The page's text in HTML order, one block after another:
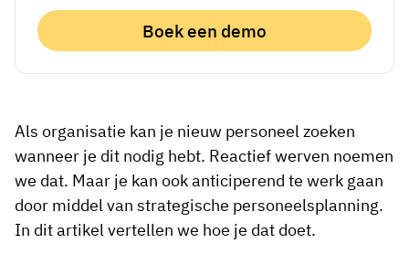
Boek een demo
Als organisatie kan je nieuw personeel zoeken
wanneer je dit nodig hebt. Reactief werven noemen
we dat. Maar je kan ook anticiperend te werk gaan
door middel van strategische personeelsplanning.
In dit artikel vertellen we hoe je dat doet.